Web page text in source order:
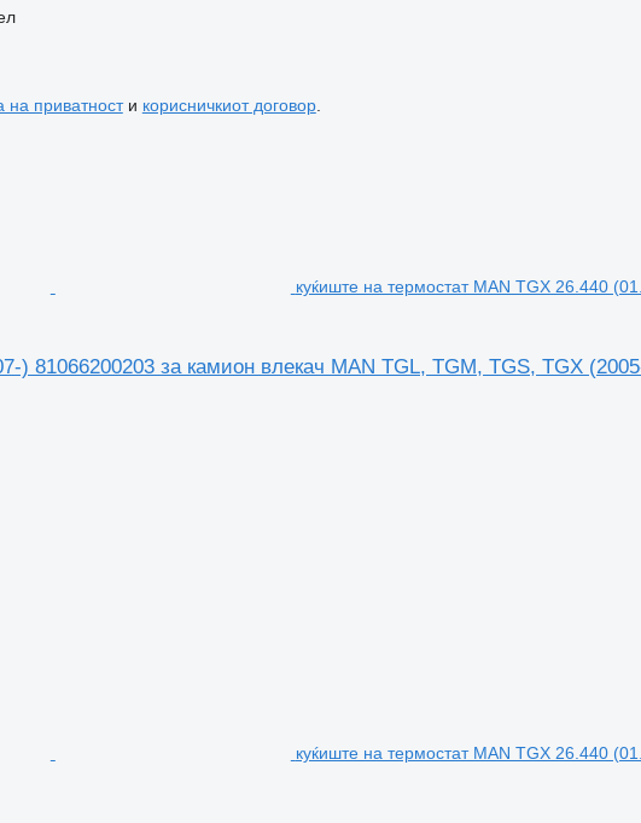
на приватности корисничкиот договор.
куќиште на термостат MAN TGX 26.440
) 81066200203 за камион влекач MAN TGL, TGM, TGS, TGX
куќиште на термостат MAN TGX 26.440